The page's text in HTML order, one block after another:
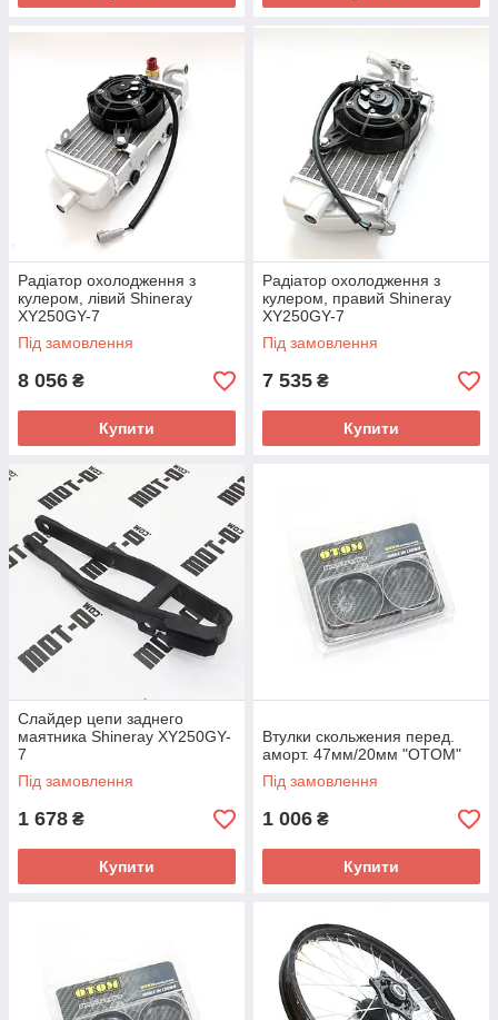
Радіатор охолодження з
кулером, лівий Shineray
XY250GY-7
Під замовлення
8 056 ₴
Купити
Радіатор охолодження з
кулером, правий Shineray
XY250GY-7
Під замовлення
7 535 ₴
Купити
Слайдер цепи заднего
маятника Shineray XY250GY-
7
Під замовлення
1 678 ₴
Купити
Втулки скольжения перед.
аморт. 47мм/20мм "OTOM"
Під замовлення
1 006 ₴
Купити